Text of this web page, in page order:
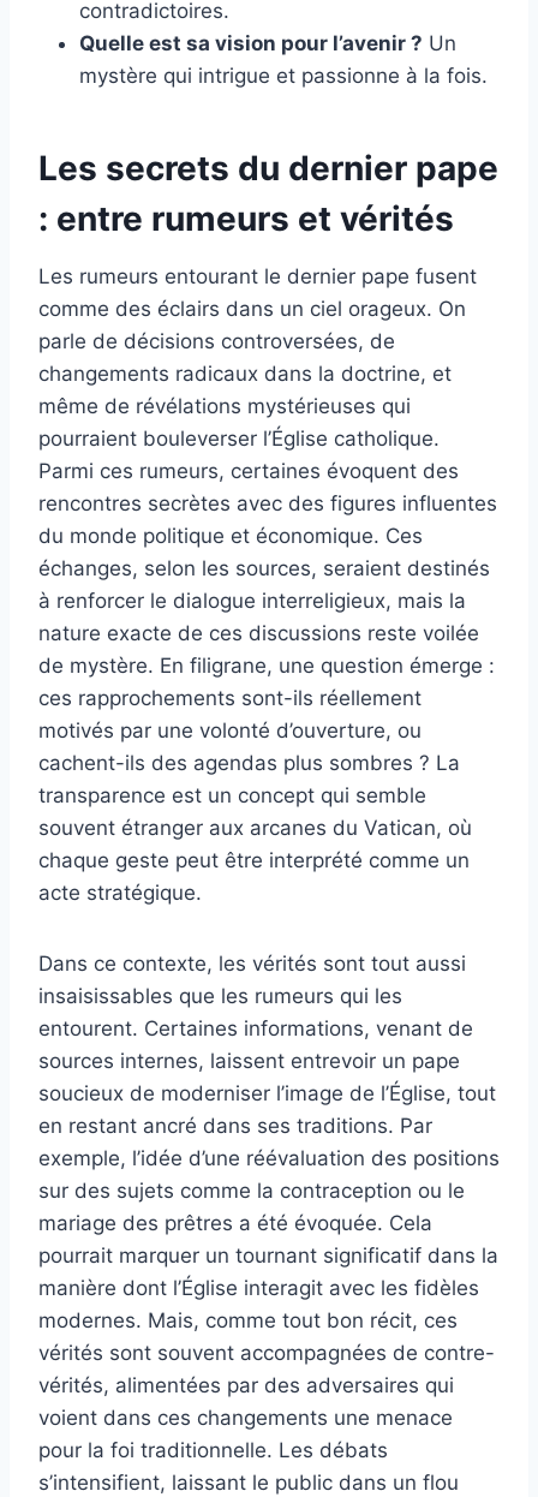
contradictoires.
Quelle est sa vision pour l’avenir ? Un
mystère qui intrigue et passionne à la fois.
Les secrets du dernier pape
: entre rumeurs et vérités
Les rumeurs entourant le dernier pape fusent
comme des éclairs dans un ciel orageux. On
parle de décisions controversées, de
changements radicaux dans la doctrine, et
même de révélations mystérieuses qui
pourraient bouleverser l’Église catholique.
Parmi ces rumeurs, certaines évoquent des
rencontres secrètes avec des figures influentes
du monde politique et économique. Ces
échanges, selon les sources, seraient destinés
à renforcer le dialogue interreligieux, mais la
nature exacte de ces discussions reste voilée
de mystère. En filigrane, une question émerge :
ces rapprochements sont-ils réellement
motivés par une volonté d’ouverture, ou
cachent-ils des agendas plus sombres ? La
transparence est un concept qui semble
souvent étranger aux arcanes du Vatican, où
chaque geste peut être interprété comme un
acte stratégique.
Dans ce contexte, les vérités sont tout aussi
insaisissables que les rumeurs qui les
entourent. Certaines informations, venant de
sources internes, laissent entrevoir un pape
soucieux de moderniser l’image de l’Église, tout
en restant ancré dans ses traditions. Par
exemple, l’idée d’une réévaluation des positions
sur des sujets comme la contraception ou le
mariage des prêtres a été évoquée. Cela
pourrait marquer un tournant significatif dans la
manière dont l’Église interagit avec les fidèles
modernes. Mais, comme tout bon récit, ces
vérités sont souvent accompagnées de contre-
vérités, alimentées par des adversaires qui
voient dans ces changements une menace
pour la foi traditionnelle. Les débats
s’intensifient, laissant le public dans un flou